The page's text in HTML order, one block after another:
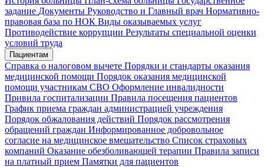
задание Документы Руководство и Главный врач Нормативно-
правовая база по НОК Виды оказываемых услуг
Противодействие коррупции Результаты специальной оценки
условий труда
Пациентам
Справка о налоговом вычете Порядки и стандарты оказания
медицинской помощи Порядок оказания медицинской
помощи участникам СВО Оформление инвалидности
Привила госпитализации Правила посещения пациентов
График приема граждан администрацией учреждения
Порядок обжалования действий Порядок рассмотрения
обращений граждан Информированное добровольное
согласие на медицинское вмешательство Список страховых
компаний Оказание обезболивающей терапии Правила записи
на платный прием Памятки для пациентов